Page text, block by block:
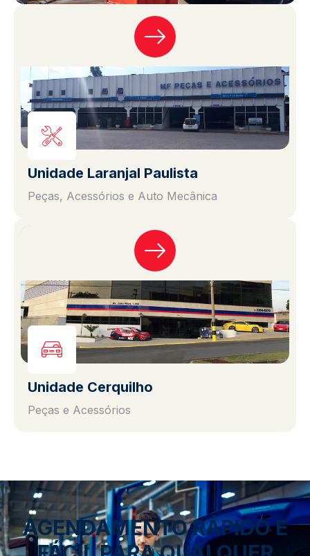
Unidade Laranjal Paulista
Peças, Acessórios e Auto Mecânica
Unidade Cerquilho
Peças e Acessórios
AGENDAMENTO RÁPIDO E